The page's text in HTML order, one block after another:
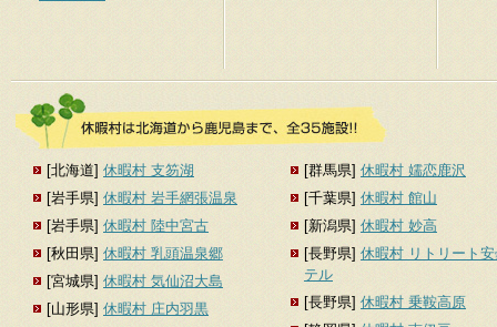
[北海道] 休暇村 支笏湖
[岩手県] 休暇村 岩手網張温泉
[岩手県] 休暇村 陸中宮古
[秋田県] 休暇村 乳頭温泉郷
[宮城県] 休暇村 気仙沼大島
[山形県] 休暇村 庄内羽黒
[群馬県] 休暇村 嬬恋鹿沢
[千葉県] 休暇村 館山
[新潟県] 休暇村 妙高
[長野県] 休暇村 リトリート
テル
[長野県] 休暇村 乗鞍高原